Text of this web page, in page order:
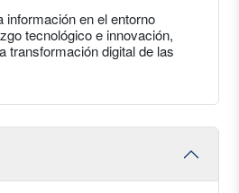
en el entorno
tecnológico e innovación,
transformación digital de las